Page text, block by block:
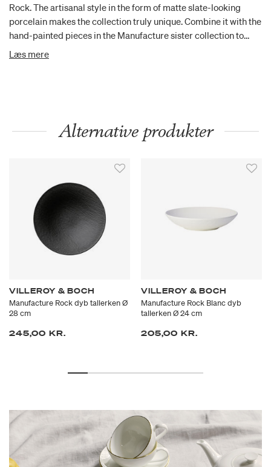
Rock. The artisanal style in the form of matte slate-looking
porcelain makes the collection truly unique. Combine it with the
hand-painted pieces in the Manufacture sister collection to
bring warmth to your table. This stylish deep bowl made from
Læs mere
Alternative produkter
VILLEROY & BOCH
Manufacture Rock dyb tallerken Ø
28 cm
245,00 KR.
VILLEROY & BOCH
Manufacture Rock Blanc dyb
tallerken Ø 24 cm
205,00 KR.